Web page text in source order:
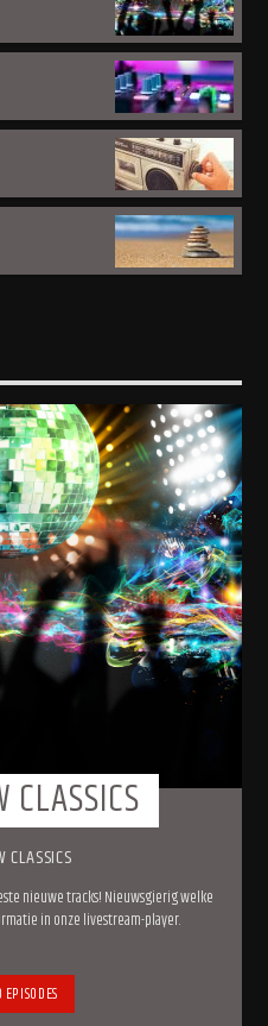
CLASSICS
CLASSICS
nieuwe tracks! Nieuwsgierig welke
in onze livestream-player.